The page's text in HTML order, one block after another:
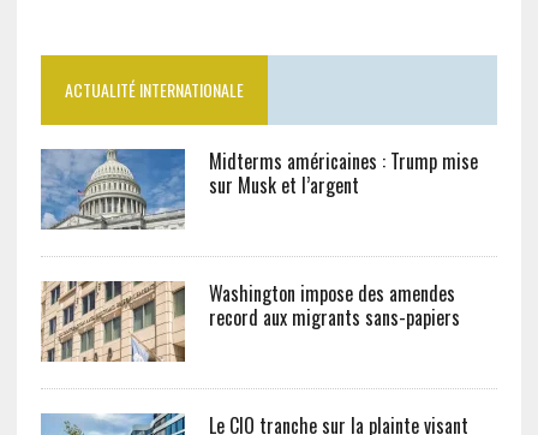
ACTUALITÉ INTERNATIONALE
Midterms américaines : Trump mise
sur Musk et l’argent
Washington impose des amendes
record aux migrants sans-papiers
Le CIO tranche sur la plainte visant